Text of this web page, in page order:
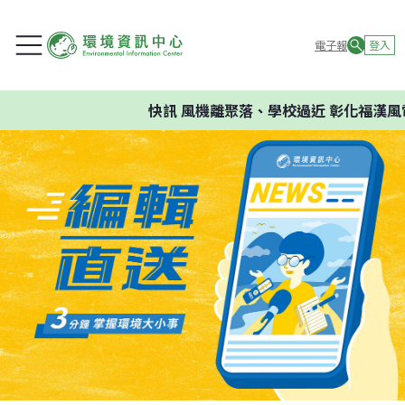
電子報 登入
快訊風機離聚落、學校過近 彰化福漢風